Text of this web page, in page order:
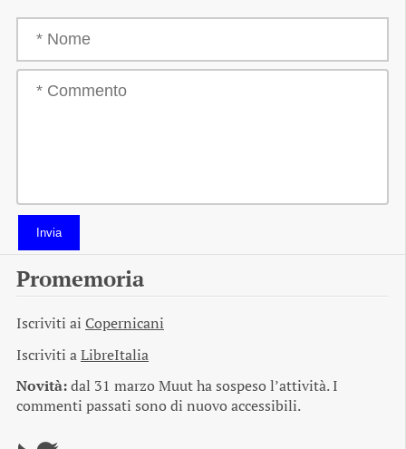
Invia
Promemoria
Iscriviti ai Copernicani
Iscriviti aLibreItalia
Novità:dal 31 marzo Muut ha sospeso l’attività. I
commenti passati sono di nuovo accessibili.